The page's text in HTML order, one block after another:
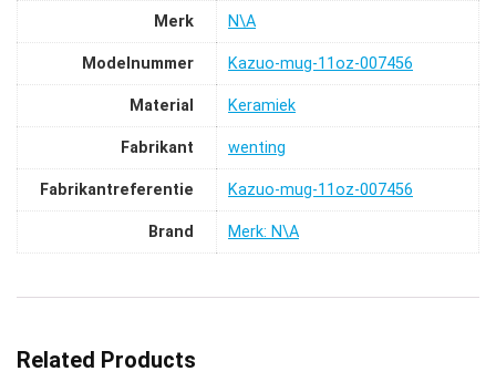
Merk ‎N\A
Modelnummer ‎Kazuo-mug-11oz-007456
Material ‎Keramiek
Fabrikant ‎wenting
Fabrikantreferentie ‎Kazuo-mug-11oz-007456
Brand Merk: N\A
Related Products